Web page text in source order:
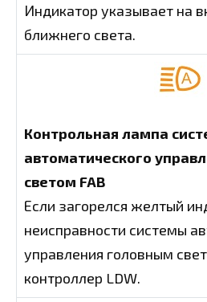
Индикатор указывает на
ближнего света.
Контрольная лампа
автоматического
светом FAB
Если загорелся желтый
неисправности системы
управления головным
контроллер LDW.